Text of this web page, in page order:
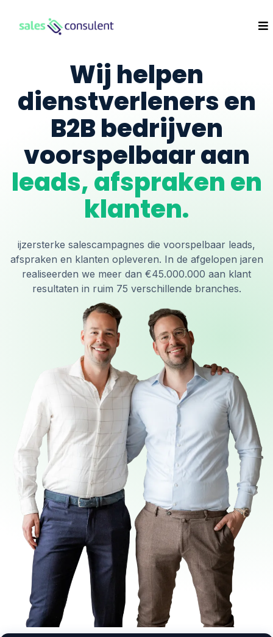
Wij helpen
dienstverleners en
B2B bedrijven
voorspelbaar aan
leads, afspraken en
klanten.
ijzersterke salescampagnes die voorspelbaar leads,
afspraken en klanten opleveren. In de afgelopen jaren
realiseerden we meer dan €45.000.000 aan klant
resultaten in ruim 75 verschillende branches.